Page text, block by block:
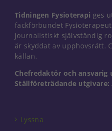
Tidningen Fysioterapi ges
fackförbundet
journalistiskt självständig
är skyddat av upphovsrätt.
källan.
Chefredaktör och ansvarig
Ställföreträdande utgivare:
Lyssna